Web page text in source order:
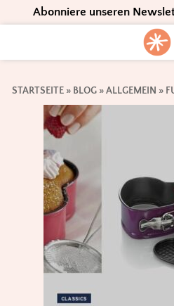
to
navigation
to
content
to
Abonniere unseren
STARTSEITE » BLOG »ALLGEMEIN »